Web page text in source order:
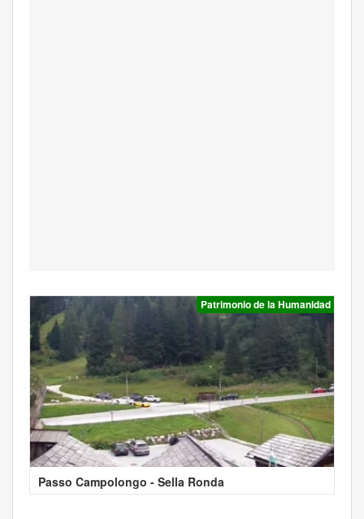
Patrimonio de la Humanidad
Passo Campolongo - Sella Ronda